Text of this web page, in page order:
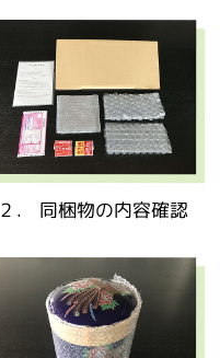
２． 同梱物の内容確認